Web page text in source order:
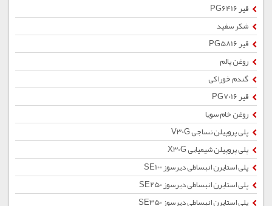
قیر PG6416
شکر سفید
قیر PG5816
روغن پالم
گندم خوراکی
قیر PG7016
روغن خام سویا
پلی پروپیلن نساجی V30G
پلی پروپیلن شیمیایی X30G
پلی استایرن انبساطی دیرسوز SE100
پلی استایرن انبساطی دیرسوز SE250
پلی استایرن انبساطی دیرسوز SE350